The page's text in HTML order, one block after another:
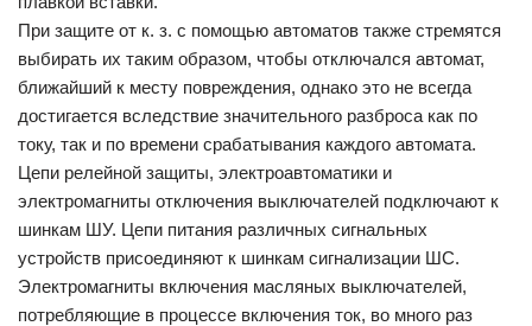
При защите от к. з. с помощью автоматов также стремятся
выбирать их таким образом, чтобы отключался автомат,
ближайший к месту повреждения, однако это не всегда
достигается вследствие значительного разброса как по
току, так и по времени срабатывания каждого автомата.
Цепи релейной защиты, электроавтоматики и
электромагниты отключения выключателей подключают к
шинкам ШУ. Цепи питания различных сигнальных
устройств присоединяют к шинкам сигнализации ШС.
Электромагниты включения масляных выключателей,
потребляющие в процессе включения ток, во много раз